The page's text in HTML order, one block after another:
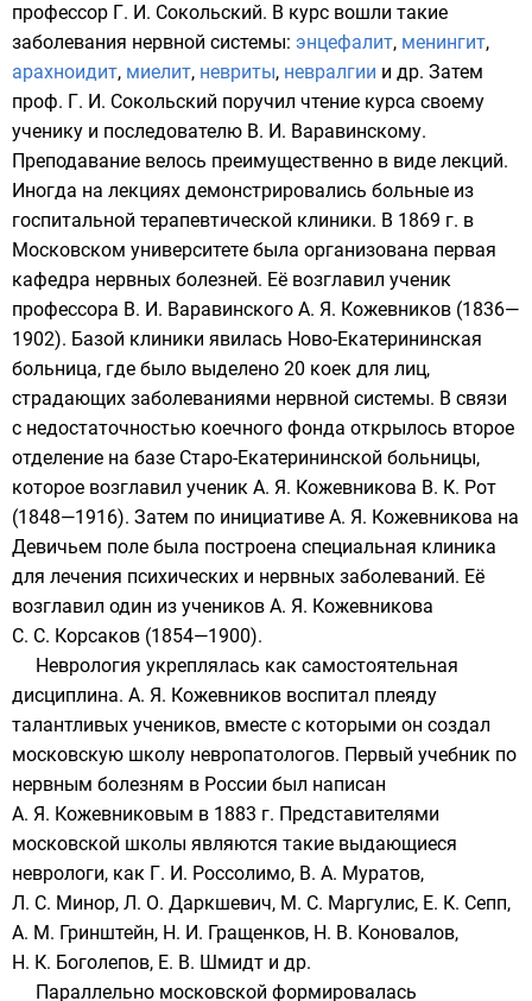
профессор Г. И. Сокольский. В курс вошли такие
заболевания нервной системы: энцефалит, менингит,
арахноидит, миелит, невриты, невралгии и др. Затем
проф. Г. И. Сокольский поручил чтение курса своему
ученику и последователю В. И. Варавинскому.
Преподавание велось преимущественно в виде лекций.
Иногда на лекциях демонстрировались больные из
госпитальной терапевтической клиники. В 1869 г. в
Московском университете была организована первая
кафедра нервных болезней. Её возглавил ученик
профессора В. И. Варавинского А. Я. Кожевников (1836—
1902). Базой клиники явилась Ново-Екатерининская
больница, где было выделено 20 коек для лиц,
страдающих заболеваниями нервной системы. В связи
с недостаточностью коечного фонда открылось второе
отделение на базе Старо-Екатерининской больницы,
которое возглавил ученик А. Я. Кожевникова В. К. Рот
(1848—1916). Затем по инициативе А. Я. Кожевникова на
Девичьем поле была построена специальная клиника
для лечения психических и нервных заболеваний. Её
возглавил один из учеников А. Я. Кожевникова
С. С. Корсаков (1854—1900).
Неврология укреплялась как самостоятельная
дисциплина. А. Я. Кожевников воспитал плеяду
талантливых учеников, вместе с которыми он создал
московскую школу невропатологов. Первый учебник по
нервным болезням в России был написан
А. Я. Кожевниковым в 1883 г. Представителями
московской школы являются такие выдающиеся
неврологи, как Г. И. Россолимо, В. А. Муратов,
Л. С. Минор, Л. О. Даркшевич, М. С. Маргулис, Е. К. Сепп,
А. М. Гринштейн, Н. И. Гращенков, Н. В. Коновалов,
Н. К. Боголепов, Е. В. Шмидт и др.
Параллельно московской формировалась